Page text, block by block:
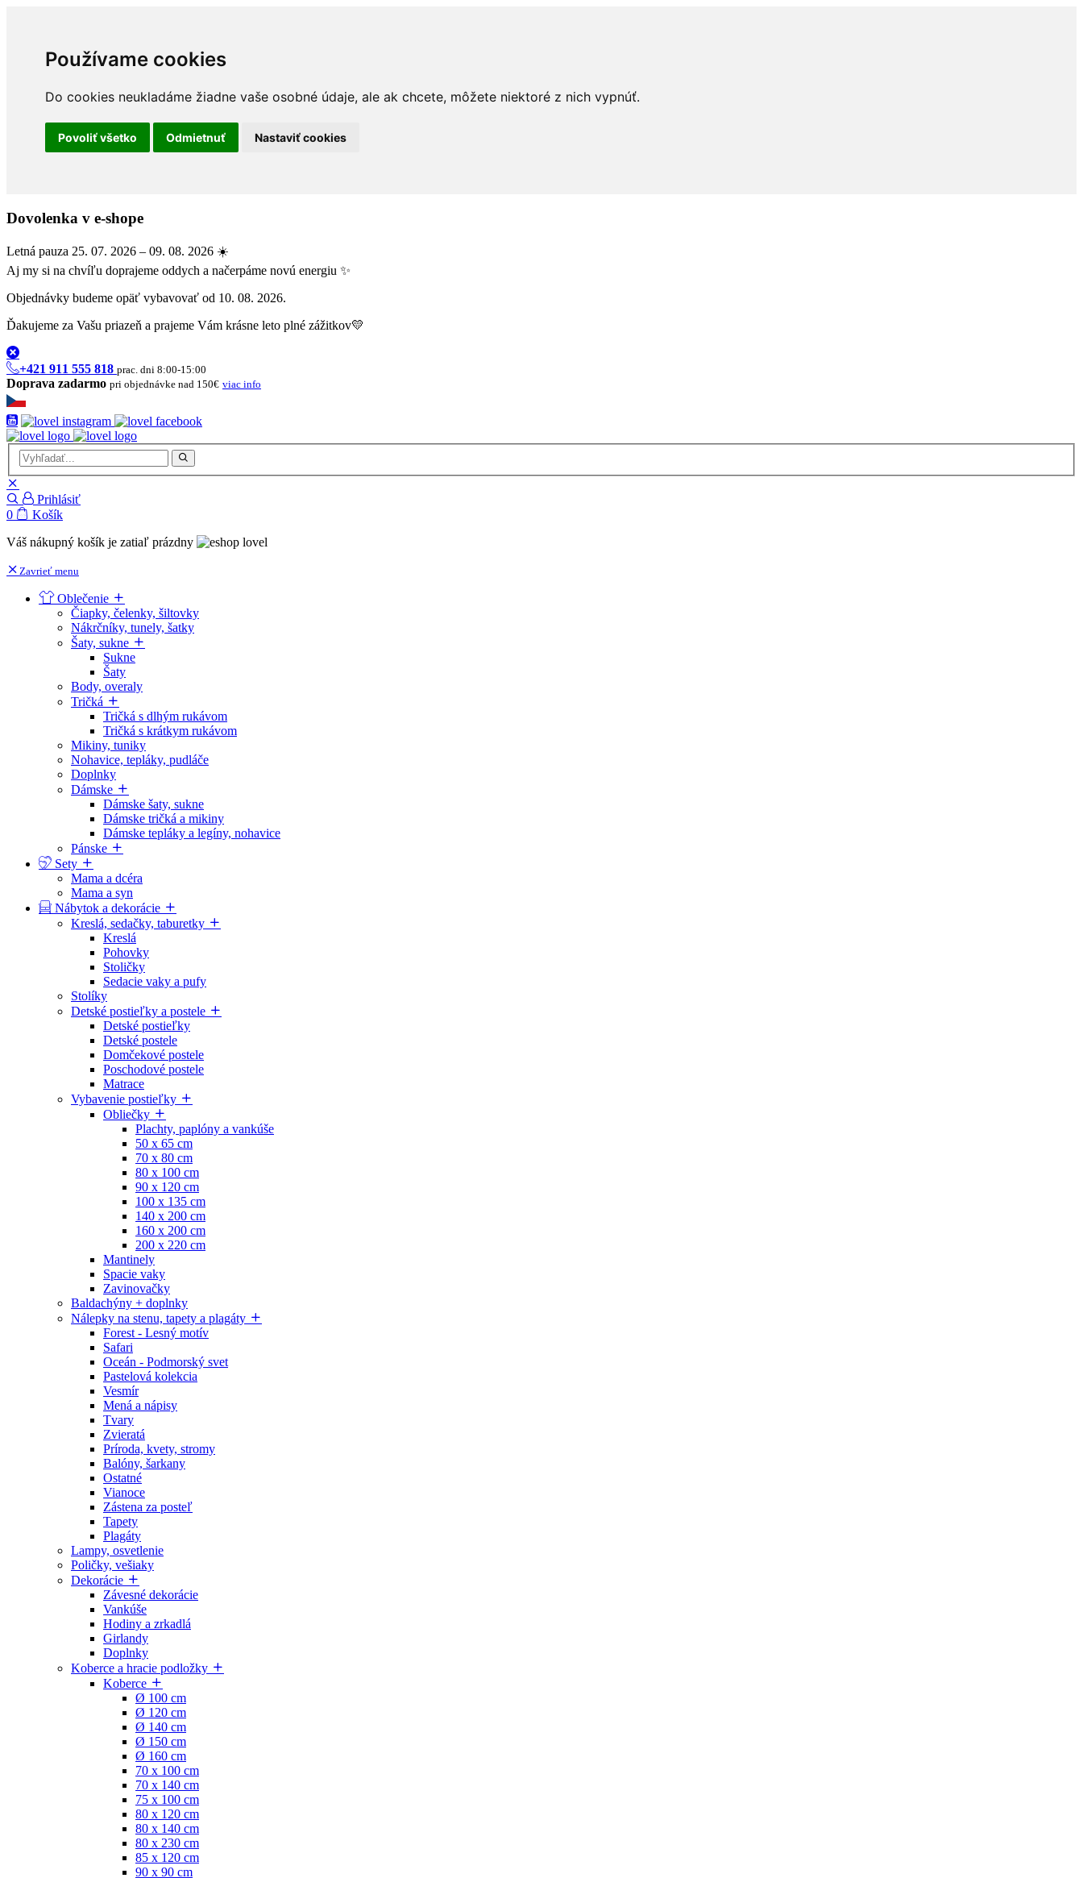
Používame cookies
Do cookies neukladáme žiadne vaše osobné údaje, ale ak chcete, môžete niektoré z nich vypnúť.
Povoliť všetko Odmietnuť Nastaviť cookies
Dovolenka v e-shope
Letná pauza 25. 07. 2026 – 09. 08. 2026 ☀️
Aj my si na chvíľu doprajeme oddych a načerpáme novú energiu ✨
Objednávky budeme opäť vybavovať od 10. 08. 2026.
Ďakujeme za Vašu priazeň a prajeme Vám krásne leto plné zážitkov💛
+421 911 555 818 prac. dni 8:00-15:00
Doprava zadarmo pri objednávke nad 150€ viac info
Prihlásiť
0
Košík
Váš nákupný košík je zatiaľ prázdny
Zavrieť menu
Oblečenie
Čiapky, čelenky, šiltovky
Nákrčníky, tunely, šatky
Šaty, sukne
Sukne
Šaty
Body, overaly
Tričká
Tričká s dlhým rukávom
Tričká s krátkym rukávom
Mikiny, tuniky
Nohavice, tepláky, pudláče
Doplnky
Dámske
Dámske šaty, sukne
Dámske tričká a mikiny
Dámske tepláky a legíny, nohavice
Pánske
Sety
Mama a dcéra
Mama a syn
Nábytok a dekorácie
Kreslá, sedačky, taburetky
Kreslá
Pohovky
Stoličky
Sedacie vaky a pufy
Stolíky
Detské postieľky a postele
Detské postieľky
Detské postele
Domčekové postele
Poschodové postele
Matrace
Vybavenie postieľky
Obliečky
Plachty, paplóny a vankúše
50 x 65 cm
70 x 80 cm
80 x 100 cm
90 x 120 cm
100 x 135 cm
140 x 200 cm
160 x 200 cm
200 x 220 cm
Mantinely
Spacie vaky
Zavinovačky
Baldachýny + doplnky
Nálepky na stenu, tapety a plagáty
Forest - Lesný motív
Safari
Oceán - Podmorský svet
Pastelová kolekcia
Vesmír
Mená a nápisy
Tvary
Zvieratá
Príroda, kvety, stromy
Balóny, šarkany
Ostatné
Vianoce
Zástena za posteľ
Tapety
Plagáty
Lampy, osvetlenie
Poličky, vešiaky
Dekorácie
Závesné dekorácie
Vankúše
Hodiny a zrkadlá
Girlandy
Doplnky
Koberce a hracie podložky
Koberce
Ø 100 cm
Ø 120 cm
Ø 140 cm
Ø 150 cm
Ø 160 cm
70 x 100 cm
70 x 140 cm
75 x 100 cm
80 x 120 cm
80 x 140 cm
80 x 230 cm
85 x 120 cm
90 x 90 cm